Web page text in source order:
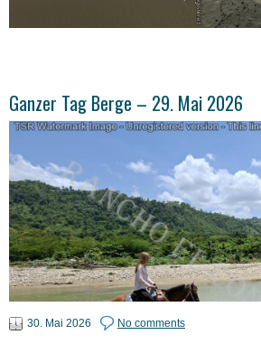
Ganzer Tag Berge – 29. Mai 2026
30. Mai 2026 No comments